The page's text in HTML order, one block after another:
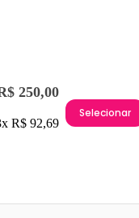
250,00
R$ 92,69
Selecionar